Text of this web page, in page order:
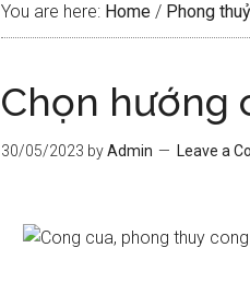
You are here: Home / Phong
Chọn hướng
30/05/2023 byAdmin Leave a